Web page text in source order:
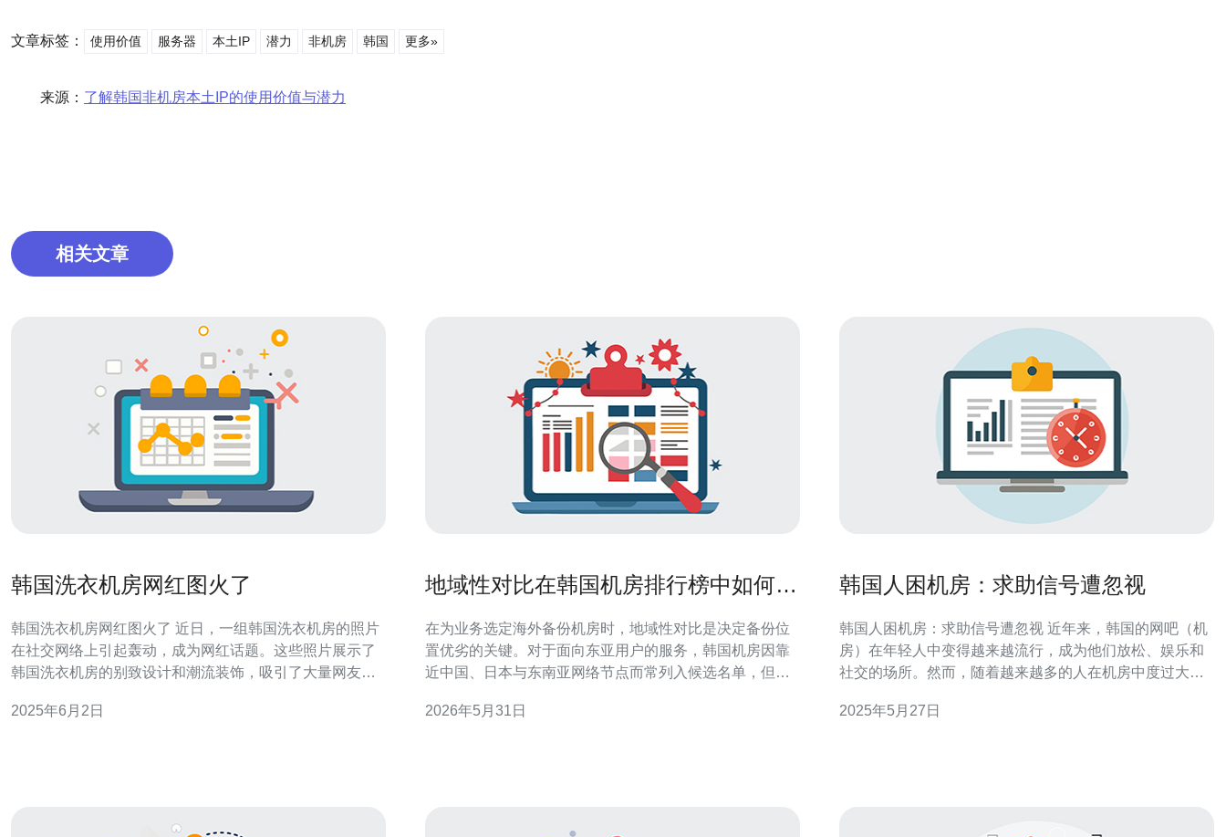
文章标签： 使用价值 服务器 本土IP 潜力 非机房 韩国 更多»
来源： 了解韩国非机房本土IP的使用价值与潜力
相关文章
韩国洗衣机房网红图火了
韩国洗衣机房网红图火了 近日，一组韩国洗衣机房的照片
在社交网络上引起轰动，成为网红话题。这些照片展示了
韩国洗衣机房的别致设计和潮流装饰，吸引了大量网友的
主，采用明亮的色彩和简洁的线条，让人感到舒适和愉
2025年6月2日
地域性对比在韩国机房排行榜中如何判
在为业务选定海外备份机房时，地域性对比是决定备份位
置优劣的关键。对于面向东亚用户的服务，韩国机房因靠
近中国、日本与东南亚网络节点而常列入候选名单，但不
从网络延迟与带宽角度对比。备份需要稳定的大带宽与可
2026年5月31日
韩国人困机房：求助信号遭忽视
韩国人困机房：求助信号遭忽视 近年来，韩国的网吧（机
房）在年轻人中变得越来越流行，成为他们放松、娱乐和
社交的场所。然而，随着越来越多的人在机房中度过大量
些韩国人在机房内遇到意外情况时，发出求助信号却遭到
2025年5月27日